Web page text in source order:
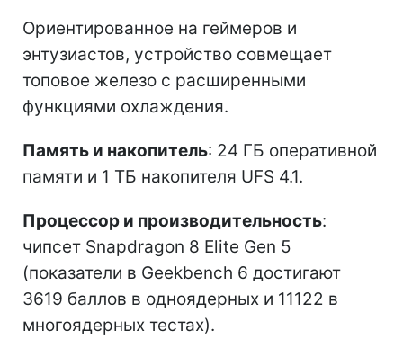
Ориентированное на геймеров и
энтузиастов, устройство совмещает
топовое железо с расширенными
функциями охлаждения.
Память и накопитель: 24 ГБ оперативной
памяти и 1 ТБ накопителя UFS 4.1.
Процессор и производительность:
чипсет Snapdragon 8 Elite Gen 5
(показатели в Geekbench 6 достигают
3619 баллов в одноядерных и 11122 в
многоядерных тестах).